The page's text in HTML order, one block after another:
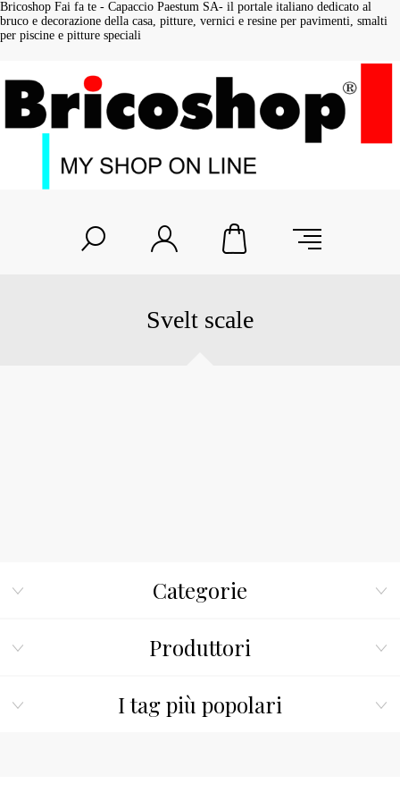
Bricoshop Fai fa te - Capaccio Paestum SA- il portale italiano dedicato al
bruco e decorazione della casa, pitture, vernici e resine per pavimenti, smalti
per piscine e pitture speciali
Svelt scale
Categorie
Produttori
I tag più popolari